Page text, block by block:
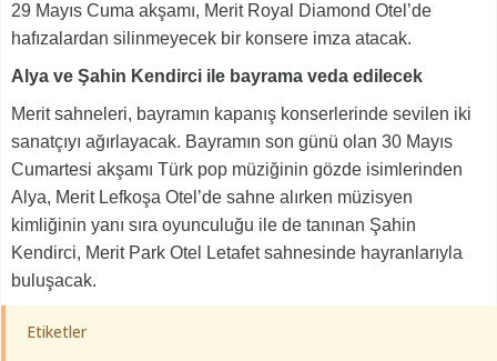
29 Mayıs Cuma akşamı, Merit Royal Diamond Otel’de
hafızalardan silinmeyecek bir konsere imza atacak.
Alya ve Şahin Kendirci ile bayrama veda edilecek
Merit sahneleri, bayramın kapanış konserlerinde sevilen iki
sanatçıyı ağırlayacak. Bayramın son günü olan 30 Mayıs
Cumartesi akşamı Türk pop müziğinin gözde isimlerinden
Alya, Merit Lefkoşa Otel’de sahne alırken müzisyen
kimliğinin yanı sıra oyunculuğu ile de tanınan Şahin
Kendirci, Merit Park Otel Letafet sahnesinde hayranlarıyla
buluşacak.
Etiketler